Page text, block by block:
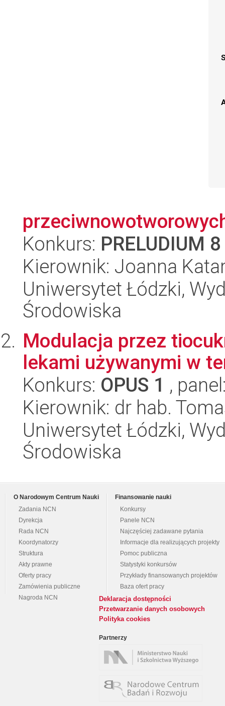
Konkurs: PRELUDIUM 8
Kierownik: Joanna
Uniwersytet Łódzki,
Środowiska
Modulacja przez
lekami używanymi w
Konkurs: OPUS 1 ,
Kierownik: dr hab.
Uniwersytet Łódzki,
Środowiska
O Narodowym Centrum Nauki
Zadania NCN
Dyrekcja
Rada NCN
Koordynatorzy
Struktura
Akty prawne
Oferty pracy
Zamówienia publiczne
Nagroda NCN
Finansowanie nauki
Konkursy
Panele NCN
Najczęściej zadawane pytania
Informacje dla realizujących projekty
Pomoc publiczna
Statystyki konkursów
Przykłady finansowanych projektów
Baza ofert pracy
Deklaracja dostępności
Przetwarzanie danych osobowych
Polityka cookies
Partnerzy